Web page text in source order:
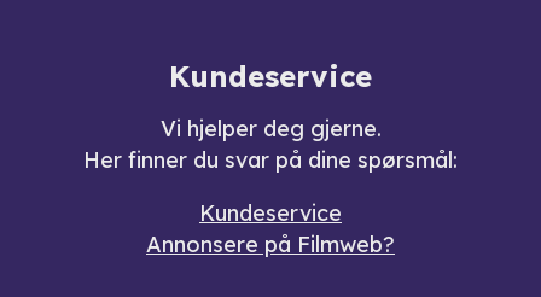
Kundeservice
Vi hjelper deg gjerne.
Her finner du svar på dine spørsmål:
Kundeservice
Annonsere på Filmweb?